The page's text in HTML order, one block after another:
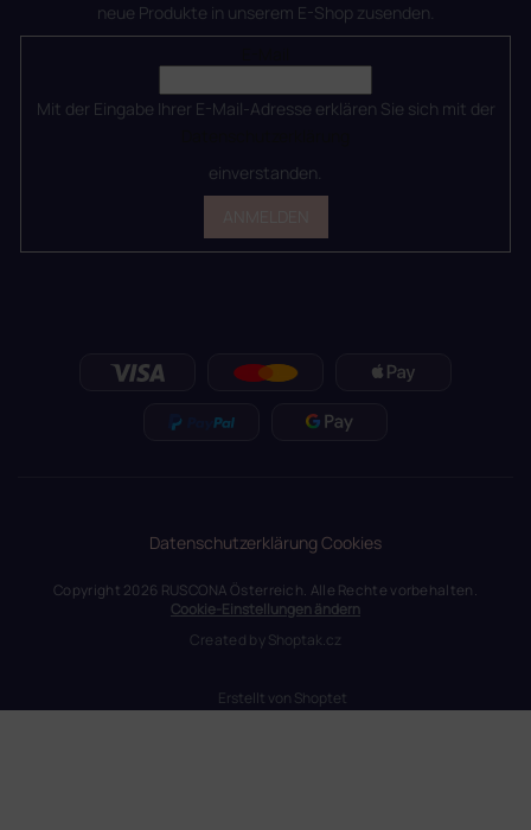
neue Produkte in unserem E-Shop zusenden.
Mit der Eingabe Ihrer E-Mail-Adresse erklären Sie sich mit der
einverstanden.
DatenschutzerklärungCookies
Erstellt von Shoptet
Copyright 2026 RUSCONA Österreich. Alle Rechte vorbehalten.
Cookie-Einstellungen ändern
Created byShoptak.cz